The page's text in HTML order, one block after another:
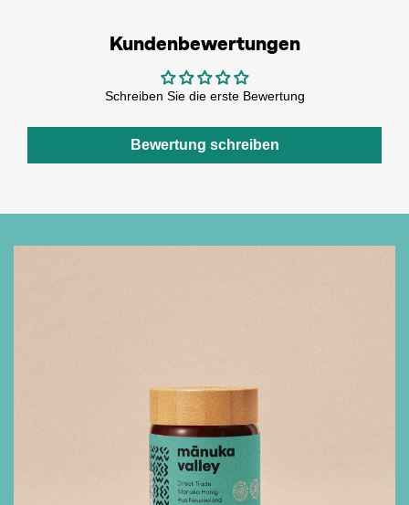
Kundenbewertungen
Schreiben Sie die erste Bewertung
Bewertung schreiben